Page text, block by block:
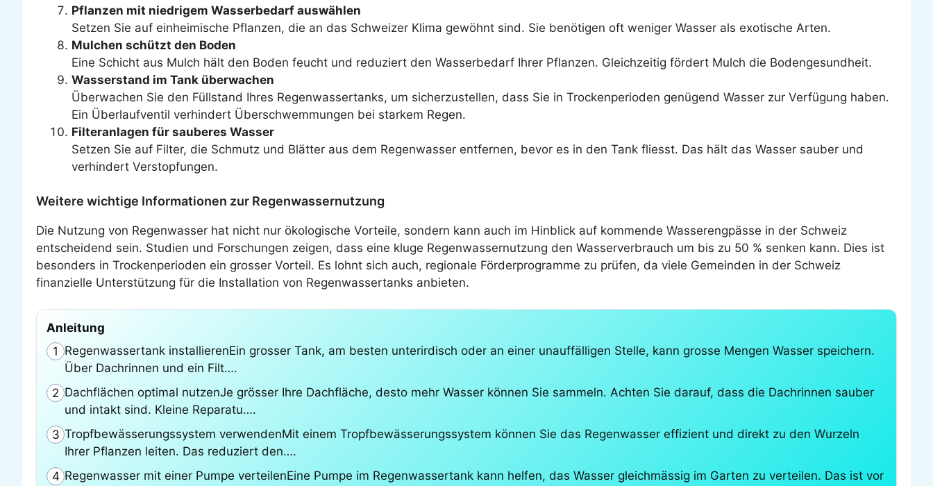
Pflanzen mit niedrigem Wasserbedarf auswählen
Setzen Sie auf einheimische Pflanzen, die an das Schweizer Klima gewöhnt sind. Sie benötigen oft weniger Wasser als exotische Arten.
Mulchen schützt den Boden
Eine Schicht aus Mulch hält den Boden feucht und reduziert den Wasserbedarf Ihrer Pflanzen. Gleichzeitig fördert Mulch die Bodengesundheit.
Wasserstand im Tank überwachen
Überwachen Sie den Füllstand Ihres Regenwassertanks, um sicherzustellen, dass Sie in Trockenperioden genügend Wasser zur Verfügung haben.
Ein Überlaufventil verhindert Überschwemmungen bei starkem Regen.
Filteranlagen für sauberes Wasser
Setzen Sie auf Filter, die Schmutz und Blätter aus dem Regenwasser entfernen, bevor es in den Tank fliesst. Das hält das Wasser sauber und
verhindert Verstopfungen.
Weitere wichtige Informationen zur Regenwassernutzung
Die Nutzung von Regenwasser hat nicht nur ökologische Vorteile, sondern kann auch im Hinblick auf kommende Wasserengpässe in der Schweiz
entscheidend sein. Studien und Forschungen zeigen, dass eine kluge Regenwassernutzung den Wasserverbrauch um bis zu 50 % senken kann. Dies ist
besonders in Trockenperioden ein grosser Vorteil. Es lohnt sich auch, regionale Förderprogramme zu prüfen, da viele Gemeinden in der Schweiz
finanzielle Unterstützung für die Installation von Regenwassertanks anbieten.
Anleitung
1 Regenwassertank installierenEin grosser Tank, am besten unterirdisch oder an einer unauffälligen Stelle, kann grosse Mengen Wasser speichern.
Über Dachrinnen und ein Filt….
2 Dachflächen optimal nutzenJe grösser Ihre Dachfläche, desto mehr Wasser können Sie sammeln. Achten Sie darauf, dass die Dachrinnen sauber
und intakt sind. Kleine Reparatu….
3 Tropfbewässerungssystem verwendenMit einem Tropfbewässerungssystem können Sie das Regenwasser effizient und direkt zu den Wurzeln
Ihrer Pflanzen leiten. Das reduziert den….
4 Regenwasser mit einer Pumpe verteilenEine Pumpe im Regenwassertank kann helfen, das Wasser gleichmässig im Garten zu verteilen. Das ist vor